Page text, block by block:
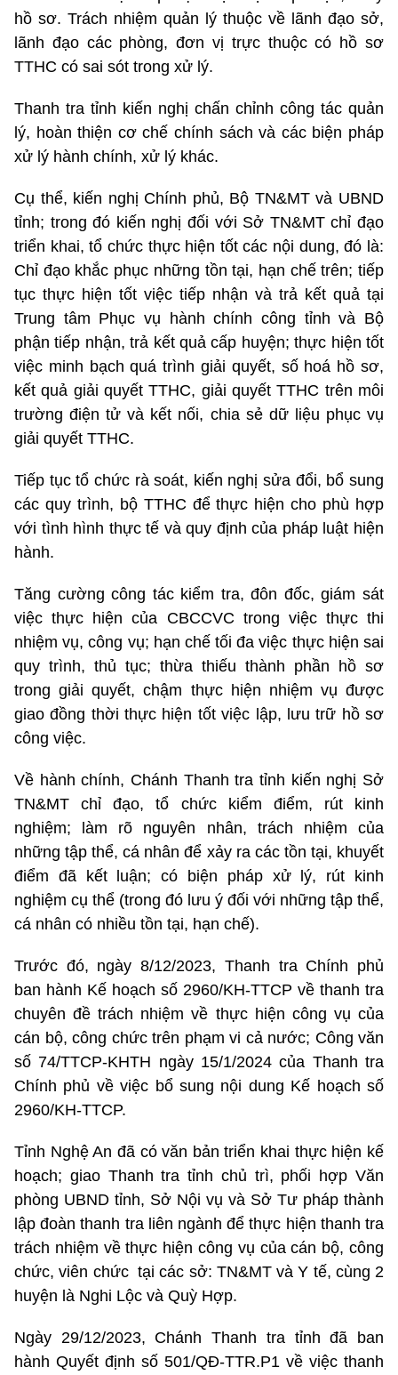
hồ sơ. Trách nhiệm quản lý thuộc về lãnh đạo sở,
lãnh đạo các phòng, đơn vị trực thuộc có hồ sơ
TTHC có sai sót trong xử lý.
Thanh tra tỉnh kiến nghị chấn chỉnh công tác quản
lý, hoàn thiện cơ chế chính sách và các biện pháp
xử lý hành chính, xử lý khác.
Cụ thể, kiến nghị Chính phủ, Bộ TN&MT và UBND
tỉnh; trong đó kiến nghị đối với Sở TN&MT chỉ đạo
triển khai, tổ chức thực hiện tốt các nội dung, đó là:
Chỉ đạo khắc phục những tồn tại, hạn chế trên; tiếp
tục thực hiện tốt việc tiếp nhận và trả kết quả tại
Trung tâm Phục vụ hành chính công tỉnh và Bộ
phận tiếp nhận, trả kết quả cấp huyện; thực hiện tốt
việc minh bạch quá trình giải quyết, số hoá hồ sơ,
kết quả giải quyết TTHC, giải quyết TTHC trên môi
trường điện tử và kết nối, chia sẻ dữ liệu phục vụ
giải quyết TTHC.
Tiếp tục tổ chức rà soát, kiến nghị sửa đổi, bổ sung
các quy trình, bộ TTHC để thực hiện cho phù hợp
với tình hình thực tế và quy định của pháp luật hiện
hành.
Tăng cường công tác kiểm tra, đôn đốc, giám sát
việc thực hiện của CBCCVC trong việc thực thi
nhiệm vụ, công vụ; hạn chế tối đa việc thực hiện sai
quy trình, thủ tục; thừa thiếu thành phần hồ sơ
trong giải quyết, chậm thực hiện nhiệm vụ được
giao đồng thời thực hiện tốt việc lập, lưu trữ hồ sơ
công việc.
Về hành chính, Chánh Thanh tra tỉnh kiến nghị Sở
TN&MT chỉ đạo, tổ chức kiểm điểm, rút kinh
nghiệm; làm rõ nguyên nhân, trách nhiệm của
những tập thể, cá nhân để xảy ra các tồn tại, khuyết
điểm đã kết luận; có biện pháp xử lý, rút kinh
nghiệm cụ thể (trong đó lưu ý đối với những tập thể,
cá nhân có nhiều tồn tại, hạn chế).
Trước đó, ngày 8/12/2023, Thanh tra Chính phủ
ban hành Kế hoạch số 2960/KH-TTCP về thanh tra
chuyên đề trách nhiệm về thực hiện công vụ của
cán bộ, công chức trên phạm vi cả nước; Công văn
số 74/TTCP-KHTH ngày 15/1/2024 của Thanh tra
Chính phủ về việc bổ sung nội dung Kế hoạch số
2960/KH-TTCP.
Tỉnh Nghệ An đã có văn bản triển khai thực hiện kế
hoạch; giao Thanh tra tỉnh chủ trì, phối hợp Văn
phòng UBND tỉnh, Sở Nội vụ và Sở Tư pháp thành
lập đoàn thanh tra liên ngành để thực hiện thanh tra
trách nhiệm về thực hiện công vụ của cán bộ, công
chức, viên chức tại các sở: TN&MT và Y tế, cùng 2
huyện là Nghi Lộc và Quỳ Hợp.
Ngày 29/12/2023, Chánh Thanh tra tỉnh đã ban
hành Quyết định số 501/QĐ-TTR.P1 về việc thanh